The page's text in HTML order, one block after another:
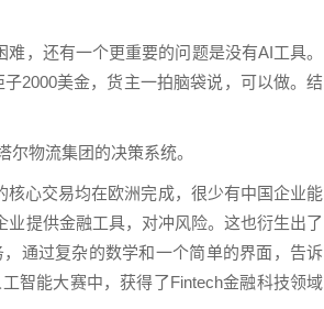
，还有一个更重要的问题是没有AI工具。
2000美金，货主一拍脑袋说，可以做。结
物流集团的决策系统。
心交易均在欧洲完成，很少有中国企业能
提供金融工具，对冲风险。这也衍生出了
通过复杂的数学和一个简单的界面，告诉
智能大赛中，获得了Fintech金融科技领域